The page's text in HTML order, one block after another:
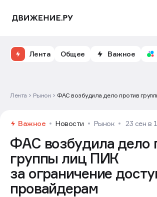
Лента Общее Важное
Лента Рынок
ФАС возбудила дело против
Важное Новости Рынок 23 сен в
ФАС возбудила дело
группы лиц ПИК
за ограничение
провайдерам